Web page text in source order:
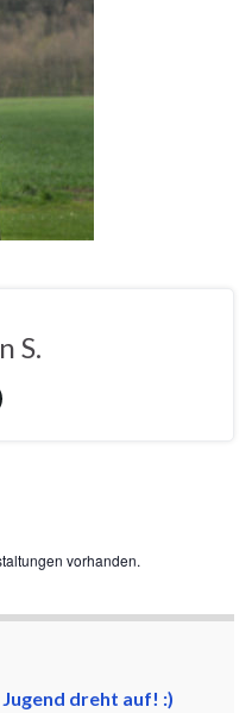
S.
vorhanden.
dreht auf! :)